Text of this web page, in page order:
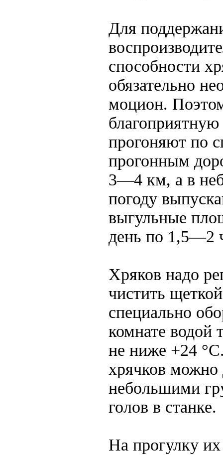
Для
способности
обязательно
моцион.
прогоняют по
прогонным
3—4 км, а в
погоду
выгульные
день по 1,5—2
Хряков надо
чистить
специально
комнате водой
не ниже +24
хрячков можно
небольшими
голов в станке.
На прогулку